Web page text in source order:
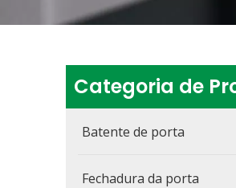
Categoria de
Batente de porta
Fechadura da porta